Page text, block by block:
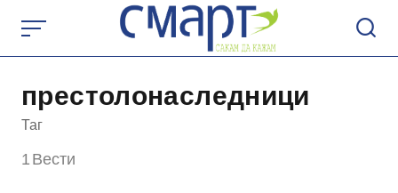
content
престолонаследници
Таг
1 Вести